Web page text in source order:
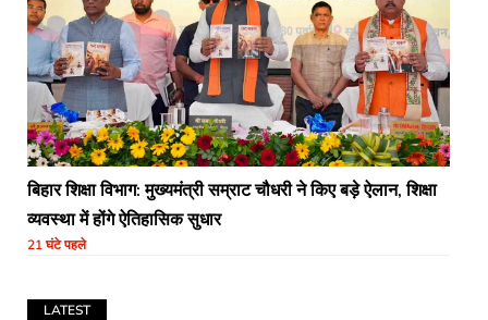
बिहार शिक्षा विभाग: मुख्यमंत्री सम्राट चौधरी ने किए बड़े ऐलान, शिक्षा
व्यवस्था में होंगे ऐतिहासिक सुधार
21 घंटे पहले
LATEST